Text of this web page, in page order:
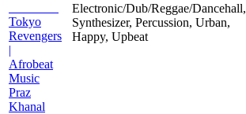
Tokyo
Revengers
|
Afrobeat
Music
Praz
Khanal
Electronic/Dub/Reggae/Dancehall,
Synthesizer, Percussion, Urban,
Happy, Upbeat